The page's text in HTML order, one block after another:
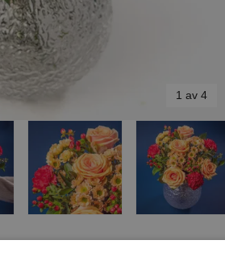
1 av 4